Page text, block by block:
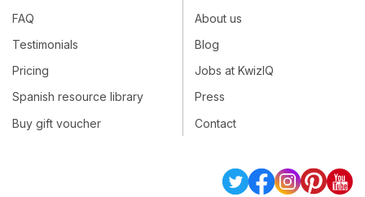
FAQ
Testimonials
Pricing
Spanish resource library
Buy gift voucher
About us
Blog
Jobs at KwizIQ
Press
Contact